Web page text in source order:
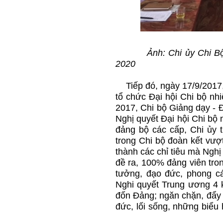
Ảnh: Chi ủy Chi Bộ
2020
Tiếp đó, ngày 17/9/
tổ chức Đại hội Chi bộ
2017, Chi bộ Giảng dạy -
Nghị quyết Đại hội Chi bộ
đảng bộ các cấp, Chi ủy
trong Chi bộ đoàn kết
thành các chỉ tiêu mà
đề ra, 100% đảng viên
tưởng, đạo đức, phong
Nghi quyết Trung ương
đốn Đảng; ngăn chặn,
đức, lối sống, những biểu